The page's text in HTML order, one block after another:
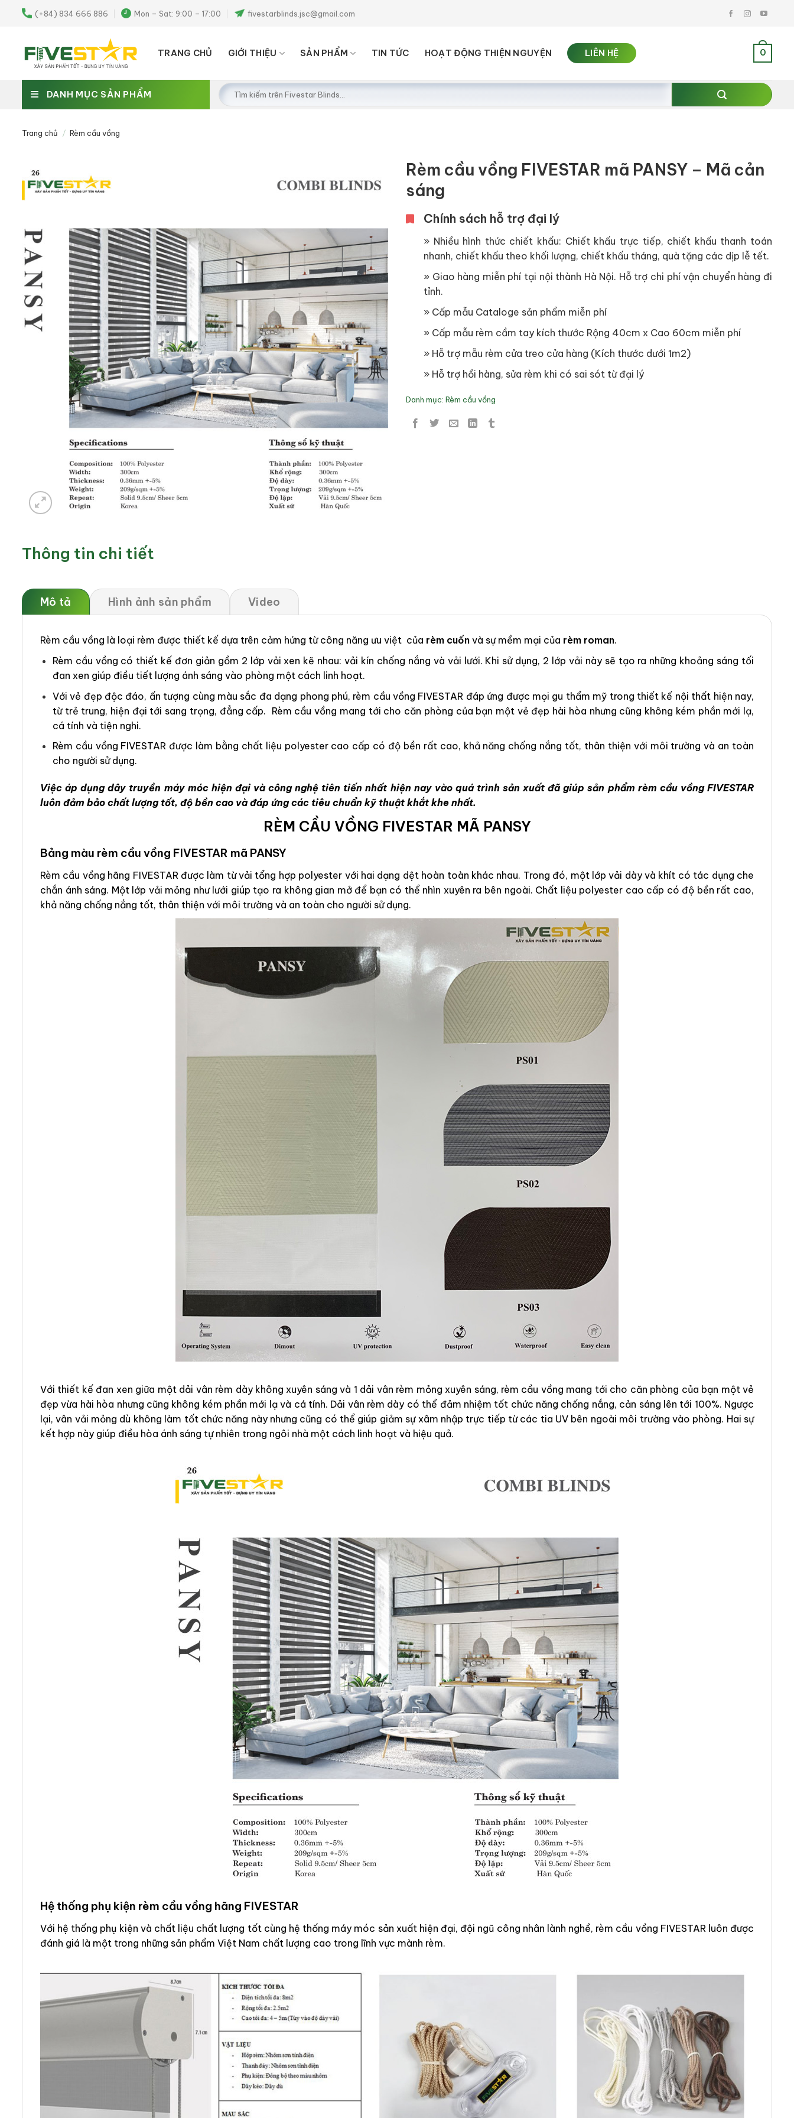
(+84) 834 666 886 Mon – Sat: 9:00 – 17:00 fivestarblinds.jsc@gmail.com
TRANG CHỦ GIỚI THIỆU SẢN PHẨM TIN TỨC HOẠT ĐỘNG THIỆN NGUYỆN LIÊN HỆ 0
DANH MỤC SẢN PHẨM
Tìm
kiếm:
Trang chủ / Rèm cầu vồng
Rèm cầu vồng FIVESTAR mã PANSY – Mã cản
sáng
Chính sách hỗ trợ đại lý
» Nhiều hình thức chiết khấu: Chiết khấu trực tiếp, chiết khấu thanh toán
nhanh, chiết khấu theo khối lượng, chiết khấu tháng, quà tặng các dịp lễ tết.
» Giao hàng miễn phí tại nội thành Hà Nội. Hỗ trợ chi phí vận chuyển hàng đi
tỉnh.
» Cấp mẫu Cataloge sản phẩm miễn phí
» Cấp mẫu rèm cầm tay kích thước Rộng 40cm x Cao 60cm miễn phí
» Hỗ trợ mẫu rèm cửa treo cửa hàng (Kích thước dưới 1m2)
» Hỗ trợ hồi hàng, sửa rèm khi có sai sót từ đại lý
Danh mục: Rèm cầu vồng
Thông tin chi tiết
Mô tả Hình ảnh sản phẩm Video
Rèm cầu vồng là loại rèm được thiết kế dựa trên cảm hứng từ công năng ưu việt của rèm cuốn và sự mềm mại của rèm roman.
Rèm cầu vồng có thiết kế đơn giản gồm 2 lớp vải xen kẽ nhau: vải kín chống nắng và vải lưới. Khi sử dụng, 2 lớp vải này sẽ tạo ra những khoảng sáng tối
đan xen giúp điều tiết lượng ánh sáng vào phòng một cách linh hoạt.
Với vẻ đẹp độc đáo, ấn tượng cùng màu sắc đa dạng phong phú, rèm cầu vồng FIVESTAR đáp ứng được mọi gu thẩm mỹ trong thiết kế nội thất hiện nay,
từ trẻ trung, hiện đại tới sang trọng, đẳng cấp. Rèm cầu vồng mang tới cho căn phòng của bạn một vẻ đẹp hài hòa nhưng cũng không kém phần mới lạ,
cá tính và tiện nghi.
Rèm cầu vồng FIVESTAR được làm bằng chất liệu polyester cao cấp có độ bền rất cao, khả năng chống nắng tốt, thân thiện với môi trường và an toàn
cho người sử dụng.
Việc áp dụng dây truyền máy móc hiện đại và công nghệ tiên tiến nhất hiện nay vào quá trình sản xuất đã giúp sản phẩm rèm cầu vồng FIVESTAR
luôn đảm bảo chất lượng tốt, độ bền cao và đáp ứng các tiêu chuẩn kỹ thuật khắt khe nhất.
RÈM CẦU VỒNG FIVESTAR MÃ PANSY
Bảng màu rèm cầu vồng FIVESTAR mã PANSY
Rèm cầu vồng hãng FIVESTAR được làm từ vải tổng hợp polyester với hai dạng dệt hoàn toàn khác nhau. Trong đó, một lớp vải dày và khít có tác dụng che
chắn ánh sáng. Một lớp vải mỏng như lưới giúp tạo ra không gian mở để bạn có thể nhìn xuyên ra bên ngoài. Chất liệu polyester cao cấp có độ bền rất cao,
khả năng chống nắng tốt, thân thiện với môi trường và an toàn cho người sử dụng.
Với thiết kế đan xen giữa một dải vân rèm dày không xuyên sáng và 1 dải vân rèm mỏng xuyên sáng, rèm cầu vồng mang tới cho căn phòng của bạn một vẻ
đẹp vừa hài hòa nhưng cũng không kém phần mới lạ và cá tính. Dải vân rèm dày có thể đảm nhiệm tốt chức năng chống nắng, cản sáng lên tới 100%. Ngược
lại, vân vải mỏng dù không làm tốt chức năng này nhưng cũng có thể giúp giảm sự xâm nhập trực tiếp từ các tia UV bên ngoài môi trường vào phòng. Hai sự
kết hợp này giúp điều hòa ánh sáng tự nhiên trong ngôi nhà một cách linh hoạt và hiệu quả.
Hệ thống phụ kiện rèm cầu vồng hãng FIVESTAR
Với hệ thống phụ kiện và chất liệu chất lượng tốt cùng hệ thống máy móc sản xuất hiện đại, đội ngũ công nhân lành nghề, rèm cầu vồng FIVESTAR luôn được
đánh giá là một trong những sản phẩm Việt Nam chất lượng cao trong lĩnh vực mành rèm.